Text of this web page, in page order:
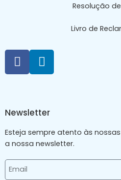
Resolução
Livro de
Newsletter
Esteja sempre atento às
a nossa newsletter.